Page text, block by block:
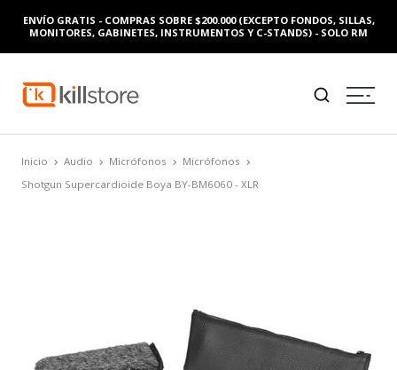
ENVÍO GRATIS - COMPRAS SOBRE $200.000 (EXCEPTO FONDOS, SILLAS,
MONITORES, GABINETES, INSTRUMENTOS Y C-STANDS) - SOLO RM
Inicio Audio Micrófonos
Micrófonos
Shotgun Supercardioide Boya BY-BM6060 - XLR